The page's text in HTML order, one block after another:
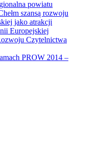
powiatu
szansą rozwoju
jako atrakcji
Europejskiej
Czytelnictwa
PROW 2014 –